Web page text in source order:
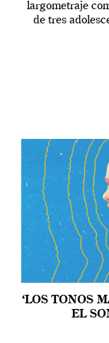
largometraje
de tres
‘LOS TONOS
EL